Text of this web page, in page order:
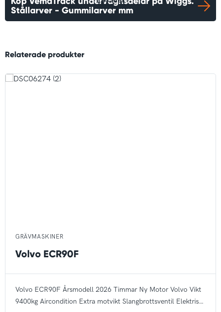
Stållarver - Gummilarver mm
Relaterade produkter
GRÄVMASKINER
Volvo ECR90F
Volvo ECR90F Årsmodell 2026 Timmar Ny Motor Volvo Vikt
9400kg Aircondition Extra motvikt Slangbrottsventil Elektrisk